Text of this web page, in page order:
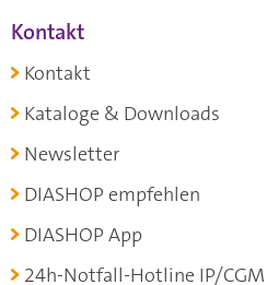
Kontakt
Kontakt
Kataloge & Downloads
Newsletter
DIASHOP empfehlen
DIASHOP App
24h-Notfall-Hotline IP/CGM